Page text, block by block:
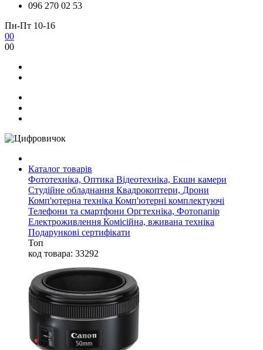
096 270 02 53
Пн-Пт 10-16
00
00
Каталог товарів
Фототехніка, Оптика Відеотехніка, Екшн камери
Студійне обладнання Квадрокоптери, Дрони
Комп'ютерна техніка Комп'ютерні комплектуючі
Телефони та смартфони Оргтехніка, Фотопапір
Електроживлення Комісійна, вживана техніка
Подарункові сертифікати
Топ
код товара: 33292